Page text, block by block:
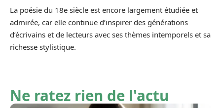
La poésie du 18e siècle est encore largement étudiée et
admirée, car elle continue d’inspirer des générations
d’écrivains et de lecteurs avec ses thèmes intemporels et sa
richesse stylistique.
Ne ratez rien de l'actu